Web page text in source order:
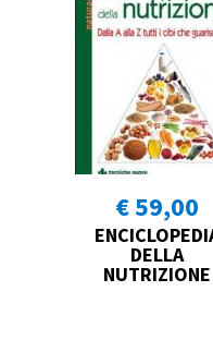
€ 59,00
DELLA
NUTRIZIONE